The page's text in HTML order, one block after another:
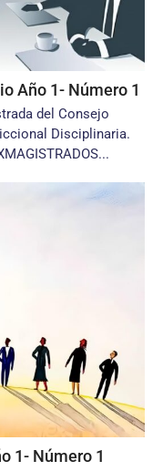
Año 1- Número 1
del Consejo
Disciplinaria.
1- Número 1